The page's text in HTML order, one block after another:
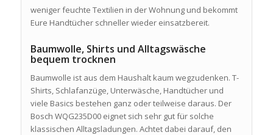
weniger feuchte Textilien in der Wohnung und bekommt
Eure Handtücher schneller wieder einsatzbereit.
Baumwolle, Shirts und Alltagswäsche
bequem trocknen
Baumwolle ist aus dem Haushalt kaum wegzudenken. T-
Shirts, Schlafanzüge, Unterwäsche, Handtücher und
viele Basics bestehen ganz oder teilweise daraus. Der
Bosch WQG235D00 eignet sich sehr gut für solche
klassischen Alltagsladungen. Achtet dabei darauf, den